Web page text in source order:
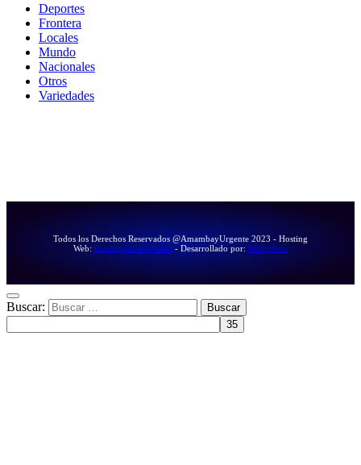
Deportes
Frontera
Locales
Mundo
Nacionales
Otros
Variedades
Todos los Derechos Reservados @AmambayUrgente 2023 - Hosting
Web: HostingBaratoOnline- Desarrollado por: RikkySanz
Buscar: